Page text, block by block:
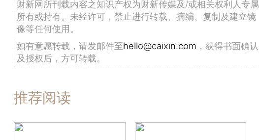
财新网所刊载内容之知识产权为财新传媒及/或相关权利人专属
所有或持有。未经许可，禁止进行转载、摘编、复制及建立镜
像等任何使用。
如有意愿转载，请发邮件至hello@caixin.com ，获得书面确认
及授权后，方可转载。
推荐阅读